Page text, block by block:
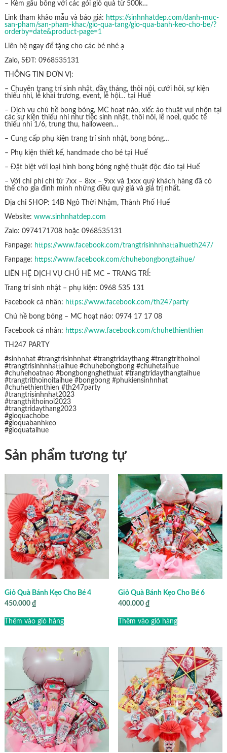
– Kèm gấu bông với các gói giỏ quà từ 500k…
Link tham khảo mẫu và báo giá: https://sinhnhatdep.com/danh-muc-
san-pham/san-pham-khac/gio-qua-tang/gio-qua-banh-keo-cho-be/?
orderby=date&product-page=1
Liên hệ ngay để tặng cho các bé nhé ạ
Zalo, SĐT: 0968535131
THÔNG TIN ĐƠN VỊ:
– Chuyên trang trí sinh nhật, đầy tháng, thôi nôi, cưới hỏi, sự kiện
thiếu nhi, lễ khai trương, event, lễ hội… tại Huế
– Dịch vụ chú hề bong bóng, MC hoạt náo, xiếc ảo thuật vui nhộn tại
các sự kiện thiếu nhi như tiệc sinh nhật, thôi nôi, lễ noel, quốc tế
thiếu nhi 1/6, trung thu, halloween…
– Cung cấp phụ kiện trang trí sinh nhật, bong bóng…
– Phụ kiện thiết kế, handmade cho bé tại Huế
– Đặt biệt với loại hình bong bóng nghệ thuật độc đáo tại Huế
– Với chi phí chỉ từ 7xx – 8xx – 9xx và 1xxx quý khách hàng đã có
thể cho gia đình mình những điều quý giá và giá trị nhất.
Địa chỉ SHOP: 14B Ngô Thời Nhậm, Thành Phố Huế
Website: www.sinhnhatdep.com
Zalo: 0974171708 hoặc 0968535131
Fanpage: https://www.facebook.com/trangtrisinhnhattaihueth247/
Fanpage: https://www.facebook.com/chuhebongbongtaihue/
LIÊN HỆ DỊCH VỤ CHÚ HỀ MC – TRANG TRÍ:
Trang trí sinh nhật – phụ kiện: 0968 535 131
Facebook cá nhân: https://www.facebook.com/th247party
Chú hề bong bóng – MC hoạt náo: 0974 17 17 08
Facebook cá nhân: https://www.facebook.com/chuhethienthien
TH247 PARTY
#sinhnhat #trangtrisinhnhat #trangtridaythang #trangtrithoinoi
#trangtrisinhnhattaihue #chuhebongbong #chuhetaihue
#chuhehoatnao #bongbongnghethuat #trangtridaythangtaihue
#trangtrithoinoitaihue #bongbong #phukiensinhnhat
#chuhethienthien #th247party
#trangtrisinhnhat2023
#trangthithoinoi2023
#trangtridaythang2023
#gioquachobe
#gioquabanhkeo
#gioquataihue
Sản phẩm tương tự
Giỏ Quà Bánh Kẹo Cho Bé 4
450.000 ₫
Thêm vào giỏ hàng
Giỏ Quà Bánh Kẹo Cho Bé 6
400.000 ₫
Thêm vào giỏ hàng